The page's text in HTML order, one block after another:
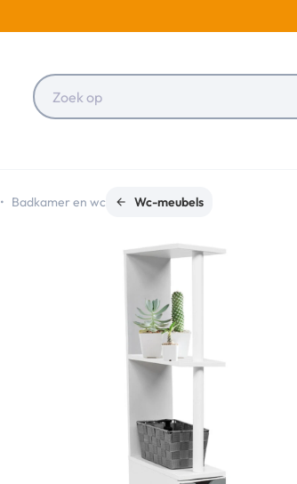
Badkamer en wc Wc-meubels